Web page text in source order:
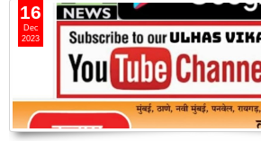
16
Dec
2023